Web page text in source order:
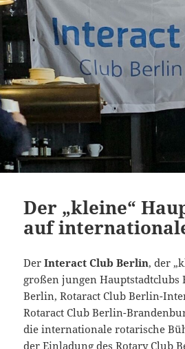
Der „kleine“
auf
DerInteract Club Berlin, der
großen jungen Hauptstadtclubs
Berlin, Rotaract Club Berlin-
Rotaract Club Berlin-
die internationale rotarische
der Einladung des Rotary Club